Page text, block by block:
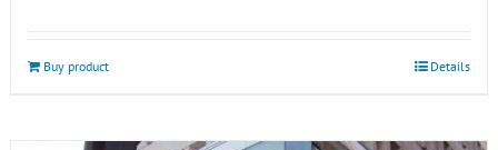
Buy product Details